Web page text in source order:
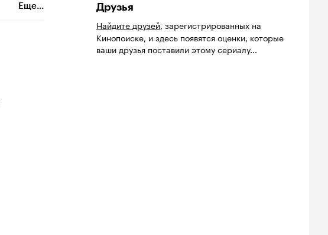
Еще...
Друзья
Найдите друзей, зарегистрированных на
Кинопоиске, и здесь появятся оценки, которые
ваши друзья поставили этому сериалу...